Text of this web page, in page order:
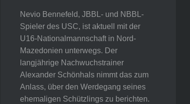
Nevio Bennefeld, JBBL- und NBBL-
Spieler des USC, ist aktuell mit der
U16-Nationalmannschaft in Nord-
Mazedonien unterwegs. Der
langjährige Nachwuchstrainer
Alexander Schönhals nimmt das zum
Anlass, über den Werdegang seines
ehemaligen Schützlings zu berichten.